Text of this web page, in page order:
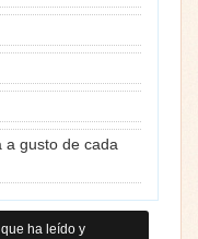
a gusto de cada
ha leído y